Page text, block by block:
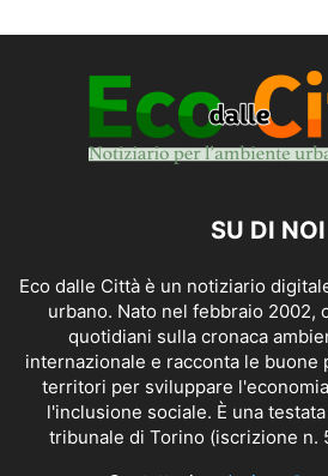
SU DI NOI
Eco dalle Città è un notiziario
urbano. Nato nel febbraio 2002,
quotidiani sulla cronaca
internazionale e racconta le buone
territori per sviluppare
l'inclusione sociale. È una
tribunale di Torino (iscrizione n.